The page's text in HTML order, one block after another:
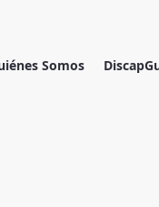
Somos